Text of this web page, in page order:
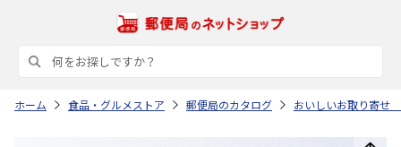
ホーム 食品・グルメストア 郵便局のカタログ おいしいお取り寄せ